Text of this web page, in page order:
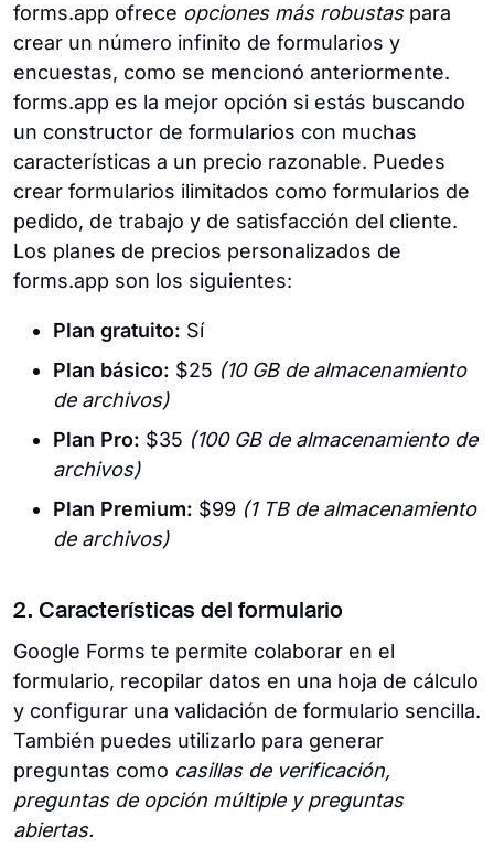
forms.app ofrece opciones más robustaspara
crear un número infinito de formularios y
encuestas, como se mencionó anteriormente.
forms.app es la mejor opción si estás buscando
un constructor de formularios con muchas
características a un precio razonable. Puedes
crear formularios ilimitados como formularios de
pedido, de trabajo y de satisfacción del cliente.
Los planes de precios personalizados de
forms.app son los siguientes:
Plan gratuito: Sí
Plan básico: $25 (10 GB de almacenamiento
de archivos)
Plan Pro: $35 (100 GB de almacenamiento de
archivos)
Plan Premium: $99 (1 TB de almacenamiento
de archivos)
2. Características del formulario
Google Forms te permite colaborar en el
formulario, recopilar datos en una hoja de cálculo
y configurar una validación de formulario sencilla.
También puedes utilizarlo para generar
preguntas como casillas de verificación,
preguntas de opción múltiple y preguntas
abiertas.